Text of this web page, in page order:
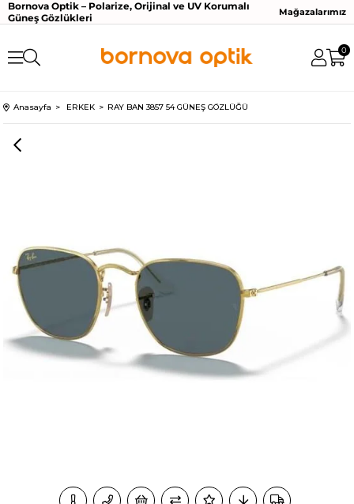
Bornova Optik – Polarize, Orijinal ve UV Korumalı
Güneş Gözlükleri
Mağazalarımız
0
Anasayfa ERKEK RAY BAN 3857 54 GÜNEŞ GÖZLÜĞÜ